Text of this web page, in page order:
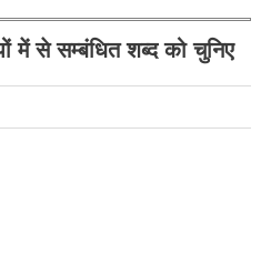
में सेसम्बंधितशब्द को चुनिए